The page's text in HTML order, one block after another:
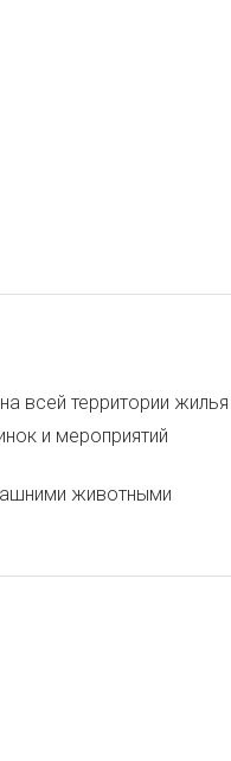
всей территории жилья
и мероприятий
животными